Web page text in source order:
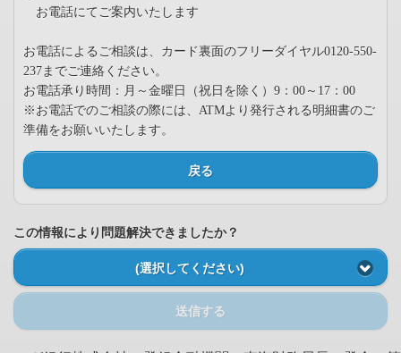
お電話にてご案内いたします
お電話によるご相談は、カード裏面のフリーダイヤル0120-550-
237までご連絡ください。
お電話承り時間：月～金曜日（祝日を除く）9：00～17：00
※お電話でのご相談の際には、ATMより発行される明細書のご
準備をお願いいたします。
戻る
この情報により問題解決できましたか？
(選択してください)
送信する